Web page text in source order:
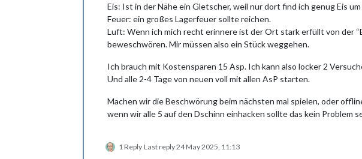
Eis: Ist in der Nähe ein Gletscher, weil nur dort find ich genug Eis
Feuer: ein großes Lagerfeuer sollte reichen.
Luft: Wenn ich mich recht erinnere ist der Ort stark erfüllt von der
beweschwören. Mir müssen also ein Stück weggehen.
Ich brauch mit Kostensparen 15 Asp. Ich kann also locker 2
Und alle 2-4 Tage von neuen voll mit allen AsP starten.
Machen wir die Beschwörung beim nächsten mal spielen, oder
wenn wir alle 5 auf den Dschinn einhacken sollte das kein Problem
1 Reply Last reply24 May 2025, 11:13